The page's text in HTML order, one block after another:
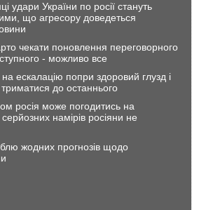
удари України по росії стануть
що агресору доведеться
чекати поновлення переговорного
- можливо все
ескалацію попри здоровий глузд і
до останнього
росія може погодитись на
намірів росіяни не
жодних прогнозів щодо